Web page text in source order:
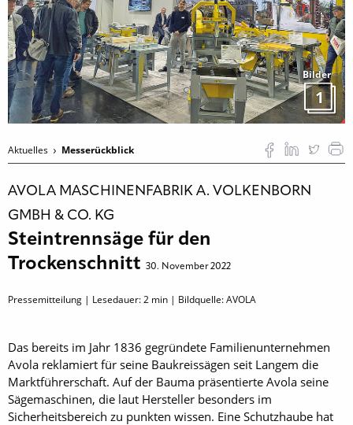
Bilder
1
Aktuelles Messerückblick
AVOLA MASCHINENFABRIK A. VOLKENBORN
GMBH & CO. KG
Steintrennsäge für den
Trockenschnitt 30. November 2022
Pressemitteilung | Lesedauer:2 min | Bildquelle: AVOLA
Das bereits im Jahr 1836 gegründete Familienunternehmen
Avola reklamiert für seine Baukreissägen seit Langem die
Marktführerschaft. Auf der Bauma präsentierte Avola seine
Sägemaschinen, die laut Hersteller besonders im
Sicherheitsbereich zu punkten wissen. Eine Schutzhaube hat